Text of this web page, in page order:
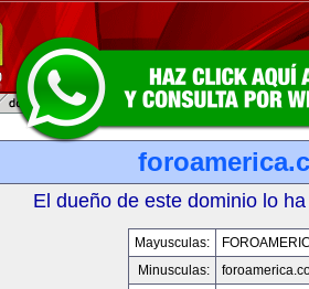
El dueño de este dominio lo
Mayusculas:
Minusculas: